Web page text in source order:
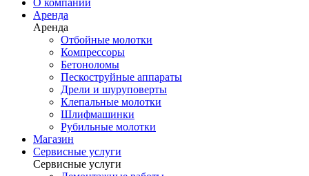
Аренда
Аренда
Отбойные молотки
Компрессоры
Бетоноломы
Пескоструйные аппараты
Дрели и шуруповерты
Клепальные молотки
Шлифмашинки
Рубильные молотки
Магазин
Сервисные услуги
Сервисные услуги